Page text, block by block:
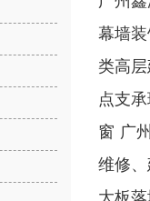
幕墙
类高
点支
窗 广
维修
大板